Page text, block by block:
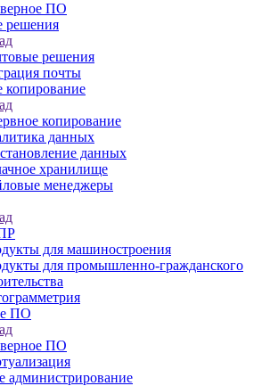
ПО
решения
решения
почты
копирование
копирование
данных
данных
хранилище
менеджеры
для машиностроения
для промышленно-гражданского
ПО
ПО
администрирование